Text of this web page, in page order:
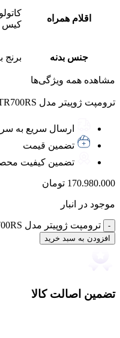
اقلام همراه
کیس
جنس بدنه برنج
مشاهده همه ویژگی‌ها
ترومپت ژوپیتر مدل JTR700RS
ارسال سریع به
تضمین قیمت
تضمین کیفیت
170.980.000 تومان
موجود در انبار
ترومپت ژوپیتر مدل JTR700RS عدد
افزودن به سبد خرید
تضمین اصالت کالا